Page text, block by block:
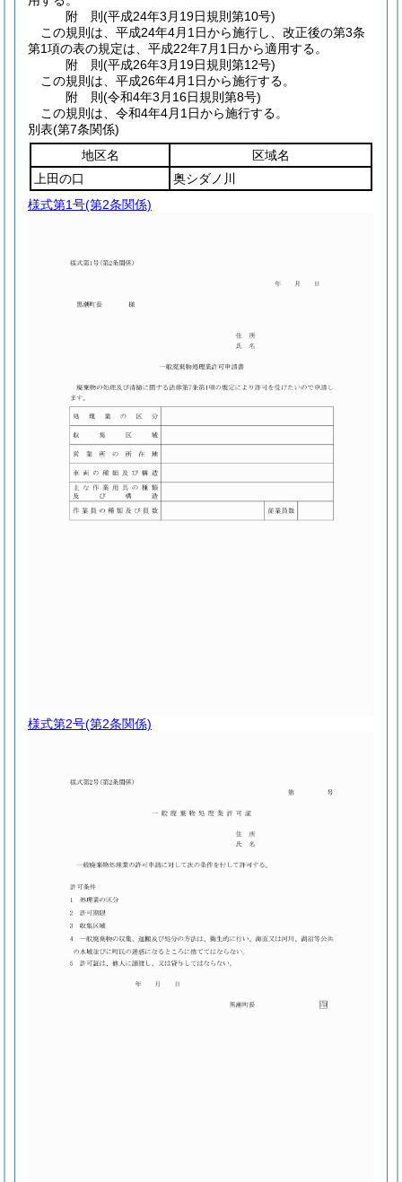
附 則(平成24年3月19日規則第10号)
この規則は、平成24年4月1日から施行し、改正後の第3条
第1項の表の規定は、平成22年7月1日から適用する。
附 則(平成26年3月19日規則第12号)
この規則は、平成26年4月1日から施行する。
附 則(令和4年3月16日規則第8号)
この規則は、令和4年4月1日から施行する。
別表(第7条関係)
地区名
区域名
上田の口
奥シダノ川
様式第1号(第2条関係)
様式第2号(第2条関係)